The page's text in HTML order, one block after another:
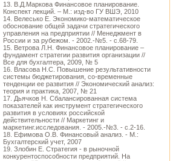
13. В.Д.Маркова Финансовое планирование.
Конспект лекций. – М.: изд-во ГУ ВШЭ, 2010
14. Велесько Е. Экономико-математическое
обоснование общей задачи стратегического
управления на предприятии // Менеджмент в
России и за рубежом. - 2002.-№5. - с.68-79.
15. Ветрова Л.Н. Финансовое планирование –
фундамент стратегии развития организации //
Все для бухгалтера, 2009, № 5
16. Власова Н.С. Повышение результативности
системы бюджетирования, со-временные
тенденции ее развития // Экономический анализ:
теория и практика, 2007, № 21
17. Дьячков Н. Сбалансированная система
показателей как инструмент стратегического
развития в условиях российской
действительности // Маркетинг и
маркетинг.исследования. - 2005.-№3. - с.2-16.
18. Ефимова О.В. Финансовый анализ. - М.:
Бухгалтерский учет, 2007
19. Злобин Е. Стратегия - в рыночной
конкурентоспособности предприятий. На